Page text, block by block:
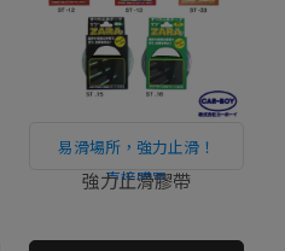
易滑場所，強力止滑！
直接購買
強力止滑膠帶